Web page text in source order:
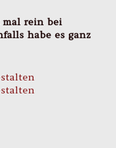
mal rein bei
habe es ganz